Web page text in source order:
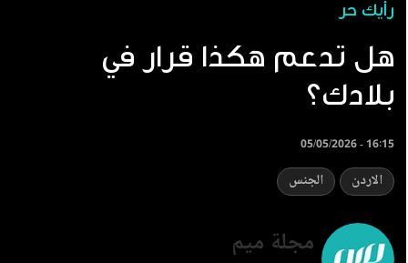
رأيك حر
‏هل تدعم هكذا قرار في
بلادك؟
05/05/2026 - 16:15
الاردن الجنس
مجلة ميم